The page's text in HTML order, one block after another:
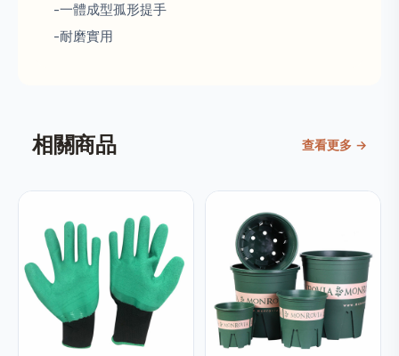
-一體成型孤形提手
-耐磨實用
相關商品 查看更多 →